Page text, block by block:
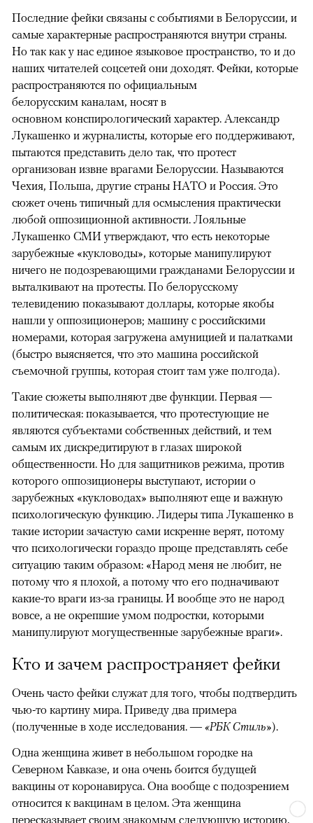
Последние фейки связаны с событиями в Белоруссии, и
самые характерные распространяются внутри страны.
Но так как у нас единое языковое пространство, то и до
наших читателей соцсетей они доходят. Фейки, которые
распространяются по официальным
белорусским каналам, носят в
основном конспирологический характер. Александр
Лукашенко и журналисты, которые его поддерживают,
пытаются представить дело так, что протест
организован извне врагами Белоруссии. Называются
Чехия, Польша, другие страны НАТО и Россия. Это
сюжет очень типичный для осмысления практически
любой оппозиционной активности. Лояльные
Лукашенко СМИ утверждают, что есть некоторые
зарубежные «кукловоды», которые манипулируют
ничего не подозревающими гражданами Белоруссии и
выталкивают на протесты. По белорусскому
телевидению показывают доллары, которые якобы
нашли у оппозиционеров; машину с российскими
номерами, которая загружена амуницией и палатками
(быстро выясняется, что это машина российской
съемочной группы, которая стоит там уже полгода).
Такие сюжеты выполняют две функции. Первая —
политическая: показывается, что протестующие не
являются субъектами собственных действий, и тем
самым их дискредитируют в глазах широкой
общественности. Но для защитников режима, против
которого оппозиционеры выступают, истории о
зарубежных «кукловодах» выполняют еще и важную
психологическую функцию. Лидеры типа Лукашенко в
такие истории зачастую сами искренне верят, потому
что психологически гораздо проще представлять себе
ситуацию таким образом: «Народ меня не любит, не
потому что я плохой, а потому что его подначивают
какие-то враги из-за границы. И вообще это не народ
вовсе, а не окрепшие умом подростки, которыми
манипулируют могущественные зарубежные враги».
Кто и зачем распространяет фейки
Очень часто фейки служат для того, чтобы подтвердить
чью-то картину мира. Приведу два примера
(полученные в ходе исследования. — «РБК Стиль»).
Одна женщина живет в небольшом городке на
Северном Кавказе, и она очень боится будущей
вакцины от коронавируса. Она вообще с подозрением
относится к вакцинам в целом. Эта женщина
пересказывает своим знакомым следующую историю,